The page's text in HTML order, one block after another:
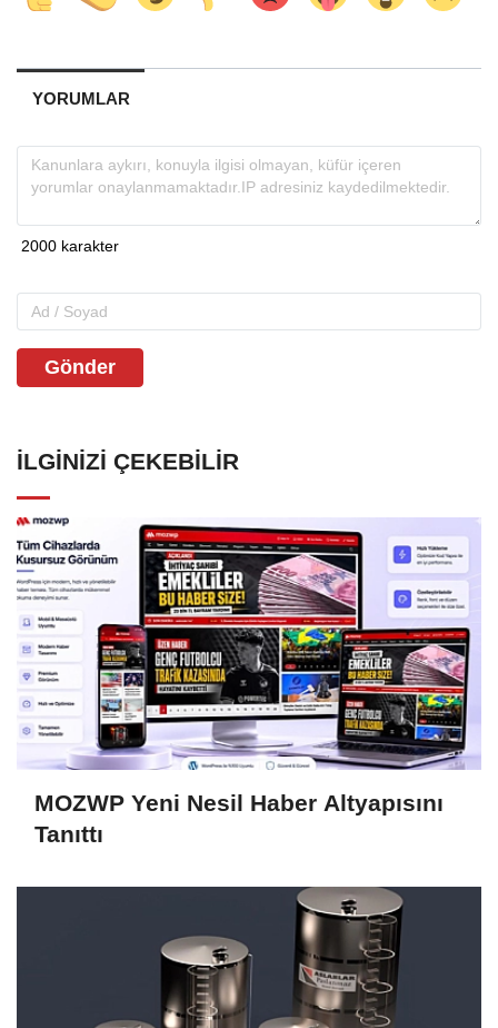
YORUMLAR
Gönder
İLGINIZI ÇEKEBILIR
MOZWP Yeni Nesil Haber Altyapısını
Tanıttı